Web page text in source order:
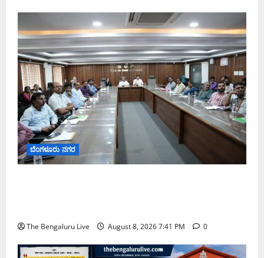
ಬೆಂಗಳೂರು ನಗರ
The Bengaluru Live August 8, 2026 7:41 PM 0